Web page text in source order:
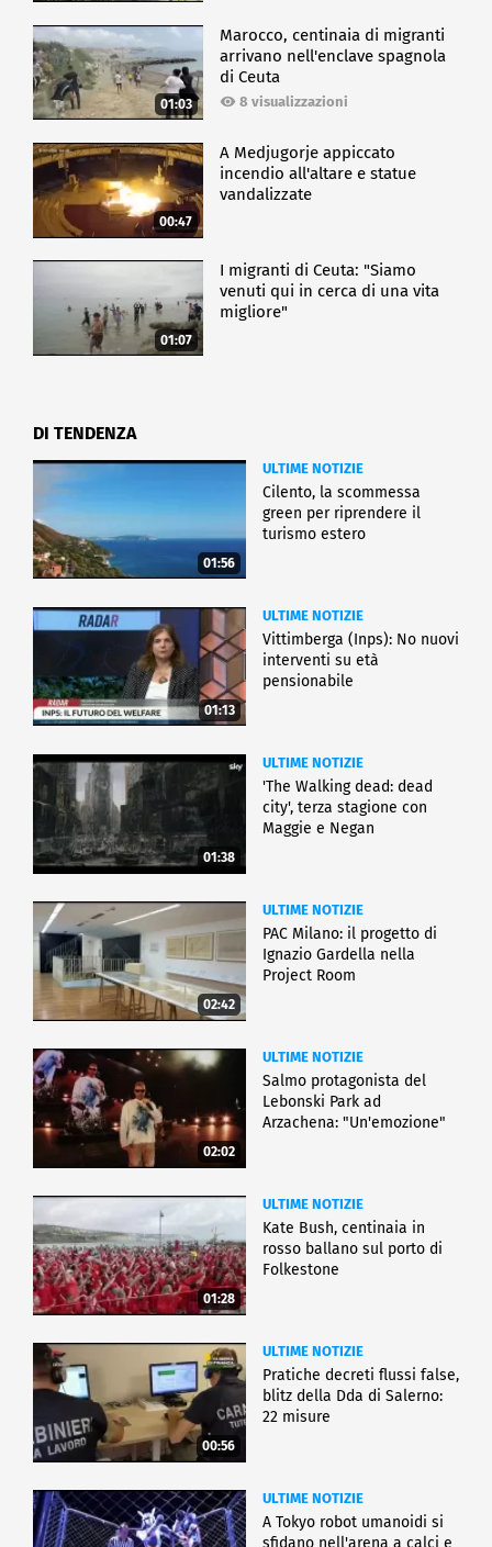
01:03
Marocco, centinaia di migranti
arrivano nell'enclave spagnola
di Ceuta
8 visualizzazioni
00:47
A Medjugorje appiccato
incendio all'altare e statue
vandalizzate
01:07
I migranti di Ceuta: "Siamo
venuti qui in cerca di una vita
migliore"
DI TENDENZA
01:56
ULTIME NOTIZIE
Cilento, la scommessa
green per riprendere il
turismo estero
01:13
ULTIME NOTIZIE
Vittimberga (Inps): No nuovi
interventi su età
pensionabile
01:38
ULTIME NOTIZIE
'The Walking dead: dead
city', terza stagione con
Maggie e Negan
02:42
ULTIME NOTIZIE
PAC Milano: il progetto di
Ignazio Gardella nella
Project Room
02:02
ULTIME NOTIZIE
Salmo protagonista del
Lebonski Park ad
Arzachena: "Un'emozione"
01:28
ULTIME NOTIZIE
Kate Bush, centinaia in
rosso ballano sul porto di
Folkestone
00:56
ULTIME NOTIZIE
Pratiche decreti flussi false,
blitz della Dda di Salerno:
22 misure
ULTIME NOTIZIE
A Tokyo robot umanoidi si